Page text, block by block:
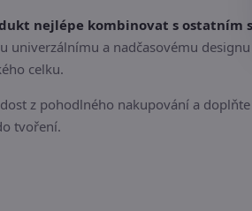
nejlépe kombinovat s ostatním
univerzálnímu a nadčasovému
celku.
z pohodlného nakupování a
tvoření.